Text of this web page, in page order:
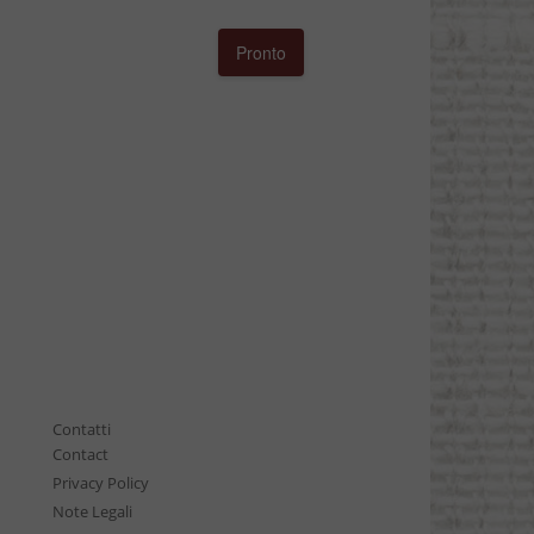
Pronto
Contatti
Contact
Privacy Policy
Note Legali